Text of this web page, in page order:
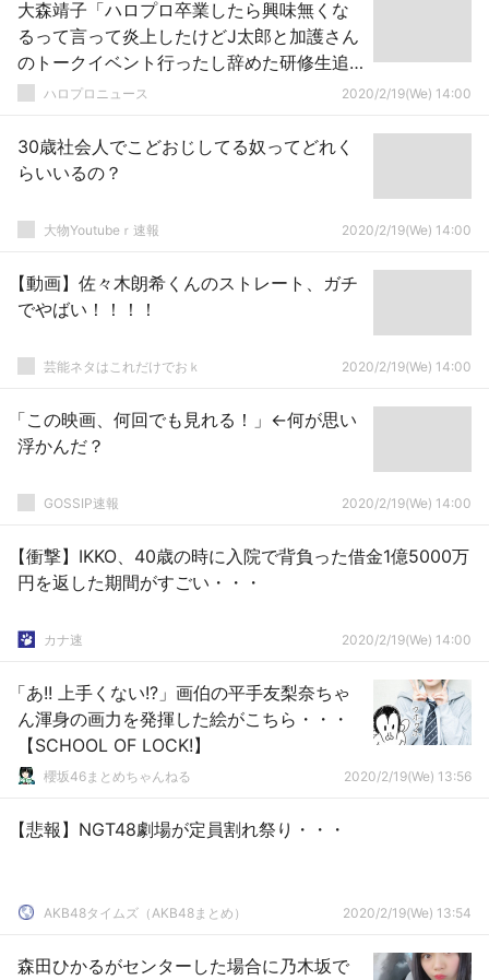
大森靖子「ハロプロ卒業したら興味無くな
るって言って炎上したけどJ太郎と加護さん
のトークイベント行ったし辞めた研修生追
いかけてる」
ハロプロニュース 2020/2/19(We) 14:00
30歳社会人でこどおじしてる奴ってどれく
らいいるの？
大物Youtubeｒ速報 2020/2/19(We) 14:00
【動画】佐々木朗希くんのストレート、ガチ
でやばい！！！！
芸能ネタはこれだけでおｋ 2020/2/19(We) 14:00
「この映画、何回でも見れる！」←何が思い
浮かんだ？
GOSSIP速報 2020/2/19(We) 14:00
【衝撃】IKKO、40歳の時に入院で背負った借金1億5000万
円を返した期間がすごい・・・
カナ速 2020/2/19(We) 14:00
「あ!! 上手くない!?」画伯の平手友梨奈ちゃ
ん渾身の画力を発揮した絵がこちら・・・
【SCHOOL OF LOCK!】
櫻坂46まとめちゃんねる 2020/2/19(We) 13:56
【悲報】NGT48劇場が定員割れ祭り・・・
AKB48タイムズ（AKB48まとめ） 2020/2/19(We) 13:54
森田ひかるがセンターした場合に乃木坂で